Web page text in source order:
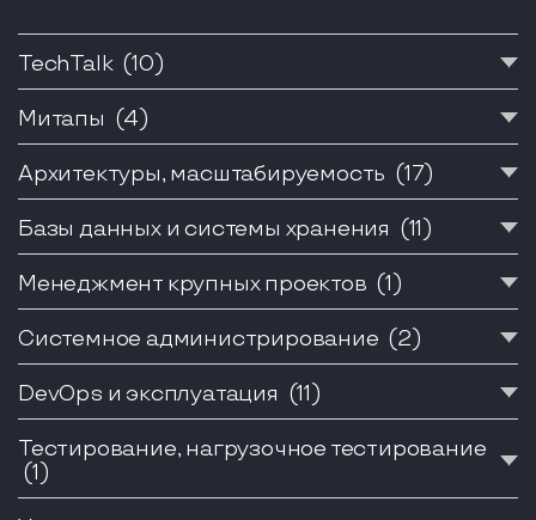
TechTalk (10)
Митапы (4)
Архитектуры, масштабируемость (17)
Базы данных и системы хранения (11)
Менеджмент крупных проектов (1)
Системное администрирование (2)
DevOps и эксплуатация (11)
Тестирование, нагрузочное тестирование
(1)